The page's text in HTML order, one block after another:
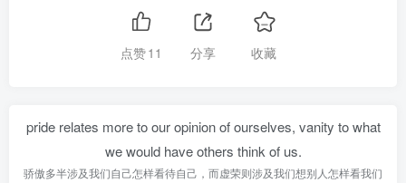
点赞11 分享 收藏
pride relates more to our opinion of ourselves, vanity to what
we would have others think of us.
骄傲多半涉及我们自己怎样看待自己，而虚荣则涉及我们想别人怎样看我们